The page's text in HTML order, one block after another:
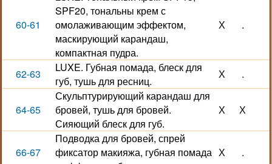
60-61
SPF20, тональны крем с
омолаживающим эффектом,
маскирующий карандаш,
компактная пудра.
Х .
62-63
LUXE. Губная помада, блеск для
губ, тушь для ресниц.
Х .
64-65
Скульптурирующий карандаш для
бровей, тушь для бровей.
Сияющий блеск для губ.
Х Х
66-67
Подводка для бровей, спрей
фиксатор макияжа, губная помада Х .